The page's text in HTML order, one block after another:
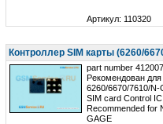
Артикул: 110320
Контроллер SIM карты (6260/
part number
Рекомендован
6260/6670/7610/N-
SIM card Control IC
Recommended for
GAGE